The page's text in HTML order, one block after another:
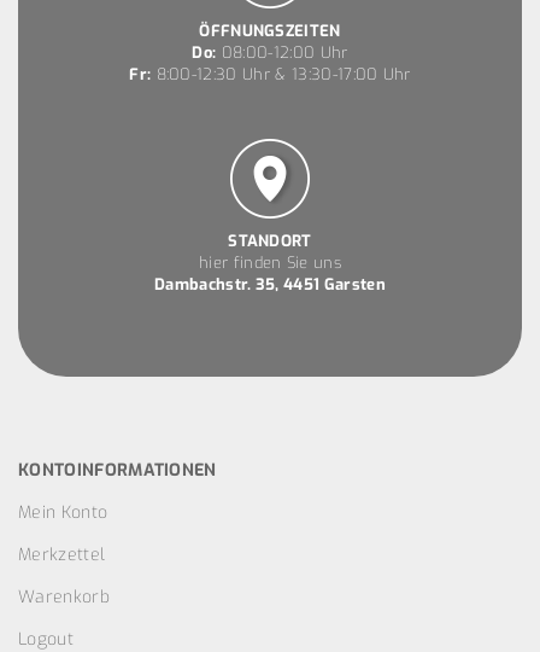
ÖFFNUNGSZEITEN
Do: 08:00-12:00 Uhr
Fr: 8:00-12:30 Uhr & 13:30-17:00 Uhr
STANDORT
hier finden Sie uns
Dambachstr. 35, 4451 Garsten
KONTOINFORMATIONEN
Mein Konto
Merkzettel
Warenkorb
Logout